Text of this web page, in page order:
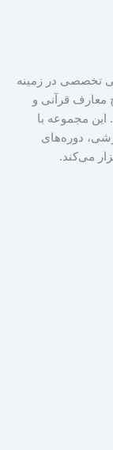
تخصصی در زمینه
قرآنی و
مجموعه با
دوره‌های
می‌کند.